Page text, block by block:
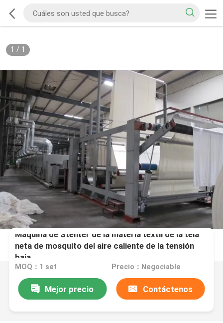
1 / 1
Máquina de Stenter de la materia textil de la tela
neta de mosquito del aire caliente de la tensión
baja
MOQ：1 set Precio：Negociable
Mejor precio Contáctenos